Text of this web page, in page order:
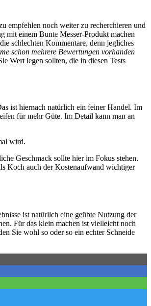
empfehlen noch weiter zu recherchieren und
mit einem Bunte Messer-Produkt machen
schlechten Kommentare, denn jegliches
schon mehrere Bewertungen vorhanden
Wert legen sollten, die in diesen Tests
ist hiernach natürlich ein feiner Handel. Im
für mehr Güte. Im Detail kann man an
wird.
Geschmack sollte hier im Fokus stehen.
Koch auch der Kostenaufwand wichtiger
ist natürlich eine geübte Nutzung der
Für das klein machen ist vielleicht noch
Sie wohl so oder so ein echter Schneide